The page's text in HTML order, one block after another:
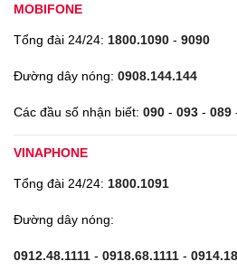
MOBIFONE
Tổng đài 24/24: 1800.1090 - 9090
Đường dây nóng: 0908.144.144
Các đầu số nhận biết: 090 - 093 - 089
VINAPHONE
Tổng đài 24/24: 1800.1091
Đường dây nóng:
0912.48.1111 - 0918.68.1111 -